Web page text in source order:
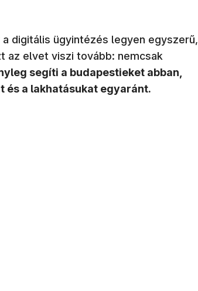
digitális ügyintézés legyen egyszerű,
az elvet viszi tovább: nemcsak
segíti a budapestieket abban,
és a lakhatásukat egyaránt.